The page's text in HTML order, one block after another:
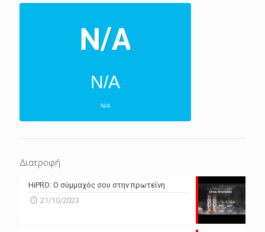
N/A
N/A
N/A
Διατροφή
HiPRO: Ο σύμμαχός σου στην πρωτεΐνη
21/10/2023